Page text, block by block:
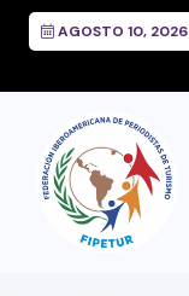
AGOSTO 10, 2026